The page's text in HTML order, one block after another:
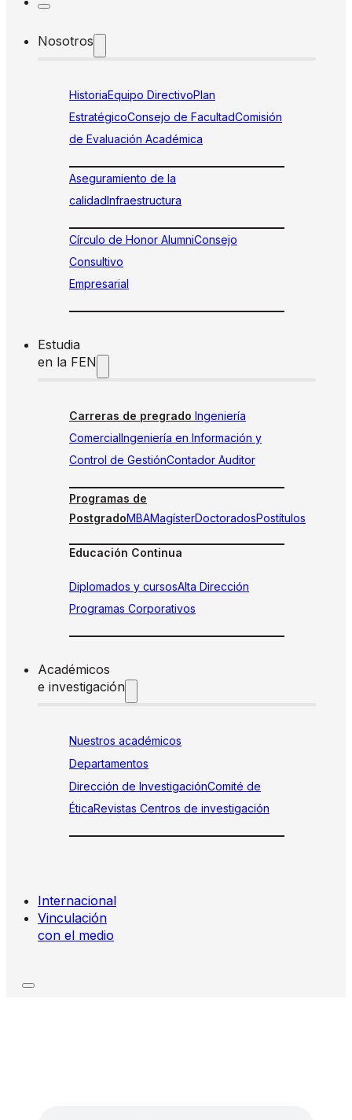
Nosotros
HistoriaEquipo DirectivoPlan
EstratégicoConsejo de FacultadComisión
de Evaluación Académica
Aseguramiento de la
calidadInfraestructura
Círculo de Honor AlumniConsejo
Consultivo
Empresarial
Estudia
en la FEN
Carreras de pregrado Ingeniería
ComercialIngeniería en Información y
Control de GestiónContador Auditor
Programas de
PostgradoMBAMagísterDoctoradosPostítulos
Educación Continua
Diplomados y cursosAlta Dirección
Programas Corporativos
Académicos
e investigación
Nuestros académicos
Departamentos
Dirección de InvestigaciónComité de
ÉticaRevistas Centros de investigación
Internacional
Vinculación
con el medio